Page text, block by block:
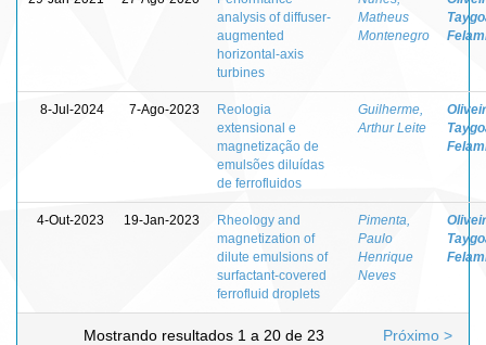
analysis of diffuser-
augmented
horizontal-axis
turbines
Matheus
Montenegro
8-Jul-2024 7-Ago-2023
Reologia
extensional e
magnetização de
emulsões diluídas
de ferrofluidos
Guilherme,
Arthur Leite
4-Out-2023 19-Jan-2023
Rheology and
magnetization of
dilute emulsions of
surfactant-covered
ferrofluid droplets
Pimenta,
Paulo
Henrique
Neves
Mostrando resultados 1 a 20 de 23 Próximo >